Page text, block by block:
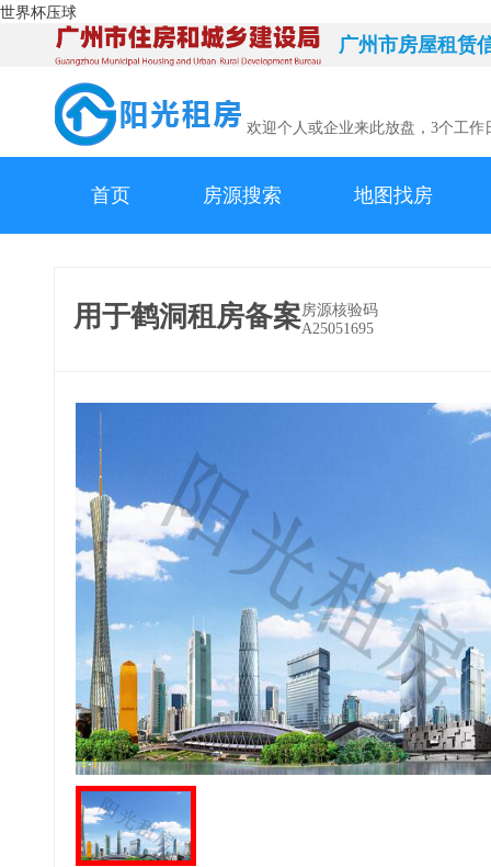
世界杯压球
广州市房屋租赁
欢迎个人或企业来此放盘，3个工作
首页 房源搜索 地图找房
用于鹤洞租房备案房源核验码
A25051695
1-1